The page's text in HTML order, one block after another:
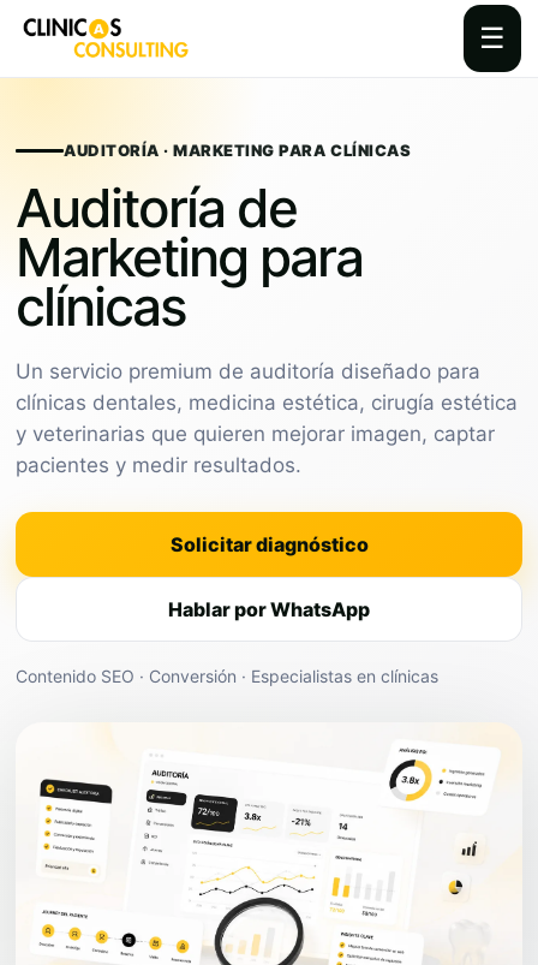
☰
contentAUDITORÍA · MARKETING PARA CLÍNICAS
Auditoría de
Marketing para
clínicas
Un servicio premium de auditoría diseñado para
clínicas dentales, medicina estética, cirugía estética
y veterinarias que quieren mejorar imagen, captar
pacientes y medir resultados.
Solicitar diagnóstico
Hablar por WhatsApp
Contenido SEO · Conversión · Especialistas en clínicas